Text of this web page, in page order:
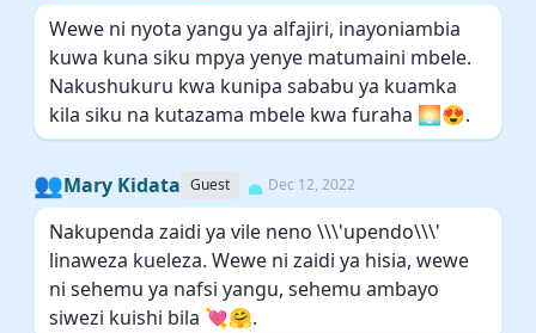
Wewe ni nyota yangu ya alfajiri, inayoniambia
kuwa kuna siku mpya yenye matumaini mbele.
Nakushukuru kwa kunipa sababu ya kuamka
kila siku na kutazama mbele kwa furaha 🌅😍.
👥Mary Kidata Guest Dec 12, 2022
Nakupenda zaidi ya vile neno \\\'upendo\\\'
linaweza kueleza. Wewe ni zaidi ya hisia, wewe
ni sehemu ya nafsi yangu, sehemu ambayo
siwezi kuishi bila 💘🤗.